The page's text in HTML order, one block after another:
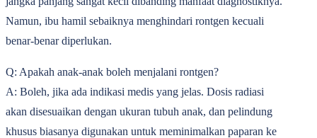
Namun, ibu hamil sebaiknya menghindari rontgen kecuali
benar-benar diperlukan.
Q: Apakah anak-anak boleh menjalani rontgen?
A: Boleh, jika ada indikasi medis yang jelas. Dosis radiasi
akan disesuaikan dengan ukuran tubuh anak, dan pelindung
khusus biasanya digunakan untuk meminimalkan paparan ke